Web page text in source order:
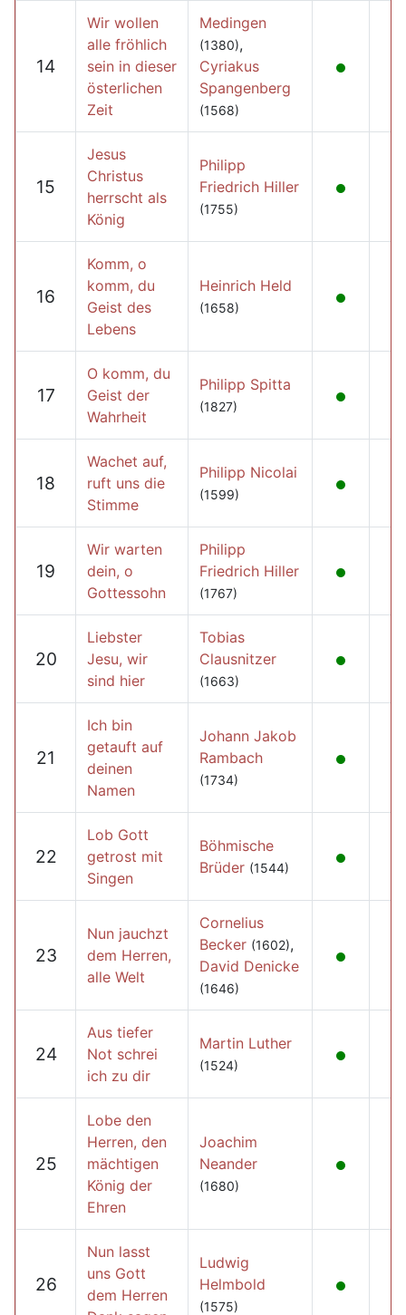
14
Wir wollen
alle fröhlich
sein in dieser
österlichen
Zeit
Medingen
(1380),
Cyriakus
Spangenberg
(1568)
15
Jesus
Christus
herrscht als
König
Philipp
Friedrich Hiller
(1755)
16
Komm, o
komm, du
Geist des
Lebens
Heinrich Held
(1658)
17
O komm, du
Geist der
Wahrheit
Philipp Spitta
(1827)
18
Wachet auf,
ruft uns die
Stimme
Philipp Nicolai
(1599)
19
Wir warten
dein, o
Gottessohn
Philipp
Friedrich Hiller
(1767)
20
Liebster
Jesu, wir
sind hier
Tobias
Clausnitzer
(1663)
21
Ich bin
getauft auf
deinen
Namen
Johann Jakob
Rambach
(1734)
22
Lob Gott
getrost mit
Singen
Böhmische
Brüder (1544)
23
Nun jauchzt
dem Herren,
alle Welt
Cornelius
Becker (1602),
David Denicke
(1646)
24
Aus tiefer
Not schrei
ich zu dir
Martin Luther
(1524)
25
Lobe den
Herren, den
mächtigen
König der
Ehren
Joachim
Neander
(1680)
26
Nun lasst
uns Gott
dem Herren
Ludwig
Helmbold
(1575)